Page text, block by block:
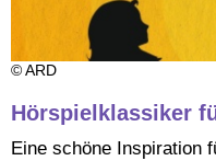
© ARD
Hörspielklassiker
Eine schöne Inspiration